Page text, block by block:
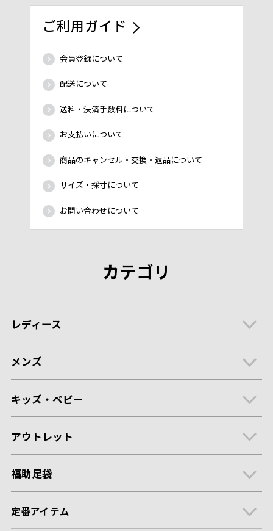
ご利用ガイド
会員登録について
配送について
送料・決済手数料について
お支払いについて
商品のキャンセル・交換・返品について
サイズ・採寸について
お問い合わせについて
カテゴリ
レディース
メンズ
キッズ・ベビー
アウトレット
福助足袋
定番アイテム